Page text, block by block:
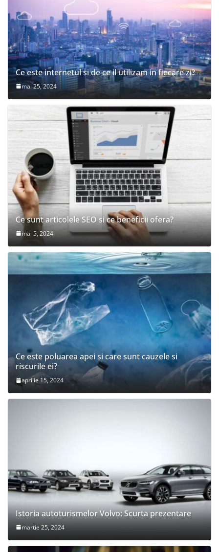
Ce este internetul si de ce il utilizam in fiecare zi?
mai 25, 2024
Ce sunt articolele SEO si ce beneficii ofera?
mai 5, 2024
Ce este poluarea apei si care sunt cauzele si
riscurile ei?
aprilie 15, 2024
Istoria autoturismelor Volvo: Scurta prezentare
martie 25, 2024